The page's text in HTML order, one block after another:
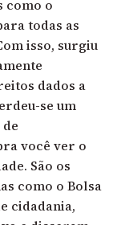
como o
todas as
isso, surgiu
dados a
se um
você ver o
São os
como o Bolsa
cidadania,